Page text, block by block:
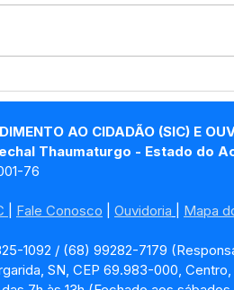
AO CIDADÃO (SIC) E
Thaumaturgo - Estado do
76
Fale Conosco Ouvidoria Mapa
1092 / (68) 99282-7179
SN, CEP 69.983-000,